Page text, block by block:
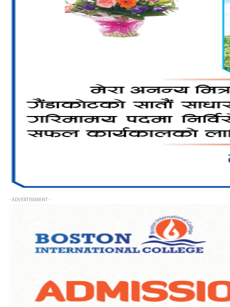
- ADVERTISEMENT -